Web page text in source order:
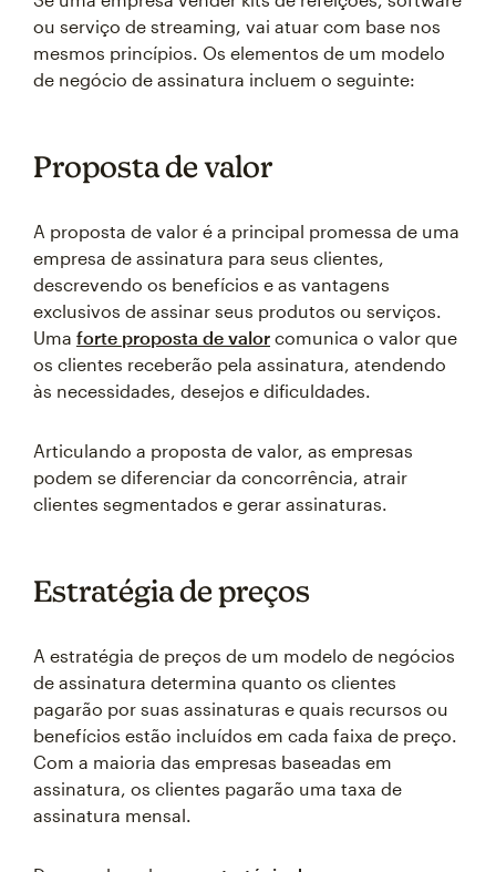
ou serviço de streaming, vai atuar com base nos
mesmos princípios. Os elementos de um modelo
de negócio de assinatura incluem o seguinte:
Proposta de valor
A proposta de valor é a principal promessa de uma
empresa de assinatura para seus clientes,
descrevendo os benefícios e as vantagens
exclusivos de assinar seus produtos ou serviços.
Uma forte proposta de valor comunica o valor que
os clientes receberão pela assinatura, atendendo
às necessidades, desejos e dificuldades.
Articulando a proposta de valor, as empresas
podem se diferenciar da concorrência, atrair
clientes segmentados e gerar assinaturas.
Estratégia de preços
A estratégia de preços de um modelo de negócios
de assinatura determina quanto os clientes
pagarão por suas assinaturas e quais recursos ou
benefícios estão incluídos em cada faixa de preço.
Com a maioria das empresas baseadas em
assinatura, os clientes pagarão uma taxa de
assinatura mensal.